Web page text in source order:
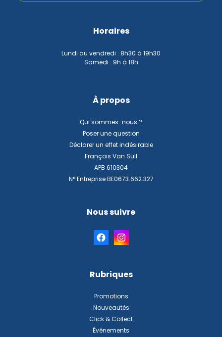
Horaires
Lundi au vendredi : 8h30 à 19h30
Samedi : 9h à 18h
À propos
Qui sommes-nous ?
Poser une question
Déclarer un effet indésirable
François Van Sull
APB 610304
N° Entreprise BE0673.662.327
Nous suivre
Rubriques
Promotions
Nouveautés
Click & Collect
Événements